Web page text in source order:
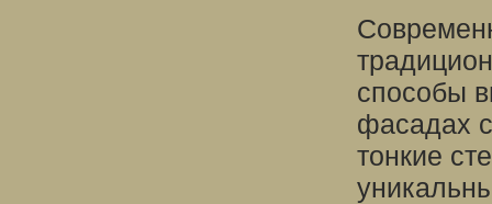
способы
фасадах
тонкие